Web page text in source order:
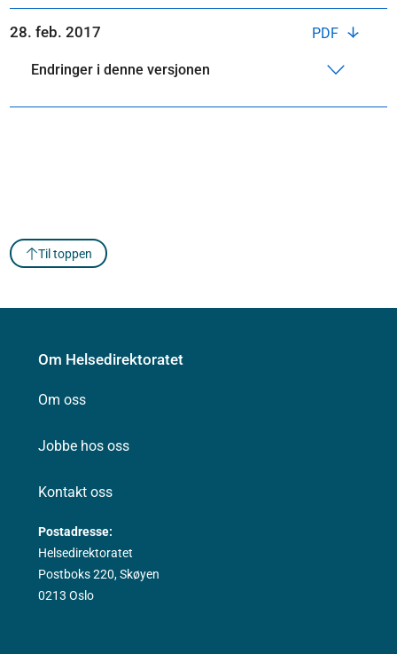
PDF
28. feb. 2017
Endringer i denne versjonen
Til toppen
Om Helsedirektoratet
Om oss
Jobbe hos oss
Kontakt oss
Postadresse:
Helsedirektoratet
Postboks 220, Skøyen
0213 Oslo